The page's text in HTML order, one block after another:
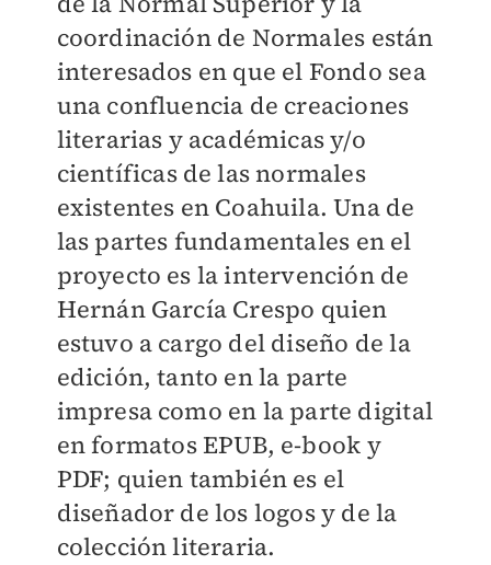
coordinación de Normales están
interesados en que el Fondo sea
una confluencia de creaciones
literarias y académicas y/o
científicas de las normales
existentes en Coahuila. Una de
las partes fundamentales en el
proyecto es la intervención de
Hernán García Crespo quien
estuvo a cargo del diseño de la
edición, tanto en la parte
impresa como en la parte digital
en formatos EPUB, e-book y
PDF; quien también es el
diseñador de los logos y de la
colección literaria.